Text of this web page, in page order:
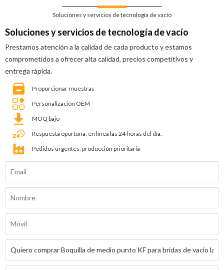
Soluciones y servicios de tecnología de vacío
Soluciones y servicios de tecnología de vacío
Prestamos atención a la calidad de cada producto y estamos
comprometidos a ofrecer alta calidad, precios competitivos y
entrega rápida.
Proporcionar muestras
Personalización OEM
MOQ bajo
Respuesta oportuna, en línea las 24 horas del día.
Pedidos urgentes, producción prioritaria